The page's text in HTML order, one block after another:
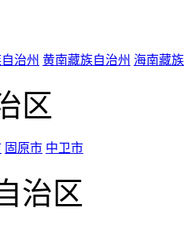
治州 黄南藏族自治州 海南藏
区
固原市 中卫市
治区